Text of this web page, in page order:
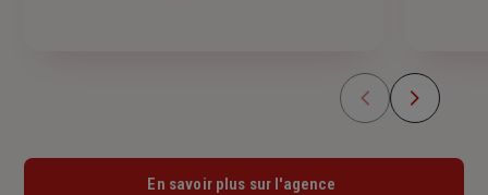
En savoir plus sur l'agence